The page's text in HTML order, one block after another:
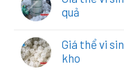
quả
Giá thể vi
kho